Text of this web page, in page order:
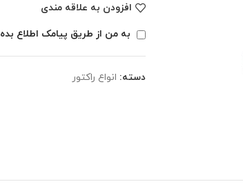
افزودن به علاقه مندی
به من از طریق پیامک اطلاع بده
دسته: انواع راکتور